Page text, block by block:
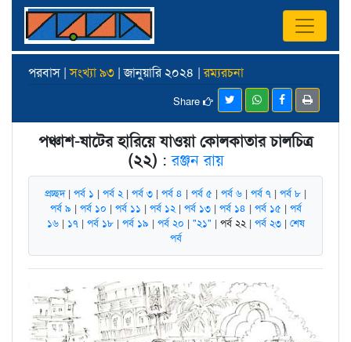
পরবাস |সংখ্যা ৯৩ | জানুয়ারি ২০২৪ |রম্যরচনা
Share
পঞ্চাশ-ষাটের হারিয়ে যাওয়া কোলকাতার চালচিত্র
(২২) :রঞ্জন রায়
প্রচ্ছদ| পর্ব ১ | পর্ব ২ | পর্ব ৩ | পর্ব ৪ | পর্ব ৫ | পর্ব ৬ | পর্ব ৭ | পর্ব ৮ |
পর্ব ৯ | পর্ব ১০ | পর্ব ১১ | পর্ব ১২ | পর্ব ১৩| পর্ব ১৪ | পর্ব ১৫ | পর্ব
১৬| ১৭ | পর্ব ১৮| পর্ব ১৯ | পর্ব ২০ | "২১" | পর্ব ২২ | পর্ব ২৩| শেষ
পর্ব